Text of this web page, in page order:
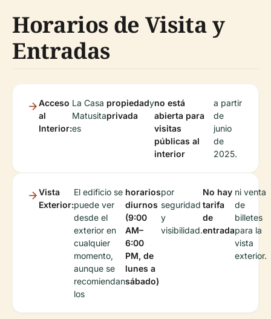
Horarios de Visita y
Entradas
Acceso
al
Interior:
La Casa
Matusita
es
propiedad
privada
yno está
abierta para
visitas
públicas al
interior
a partir
de
junio
de
2025.
Vista
Exterior:
El edificio se
puede ver
desde el
exterior en
cualquier
momento,
aunque se
recomiendan
los
horarios
diurnos
(9:00
AM–
6:00
PM, de
lunes a
sábado)
por
seguridad
y
visibilidad.
No hay
tarifa
de
entrada
ni venta
de
billetes
para la
vista
exterior.